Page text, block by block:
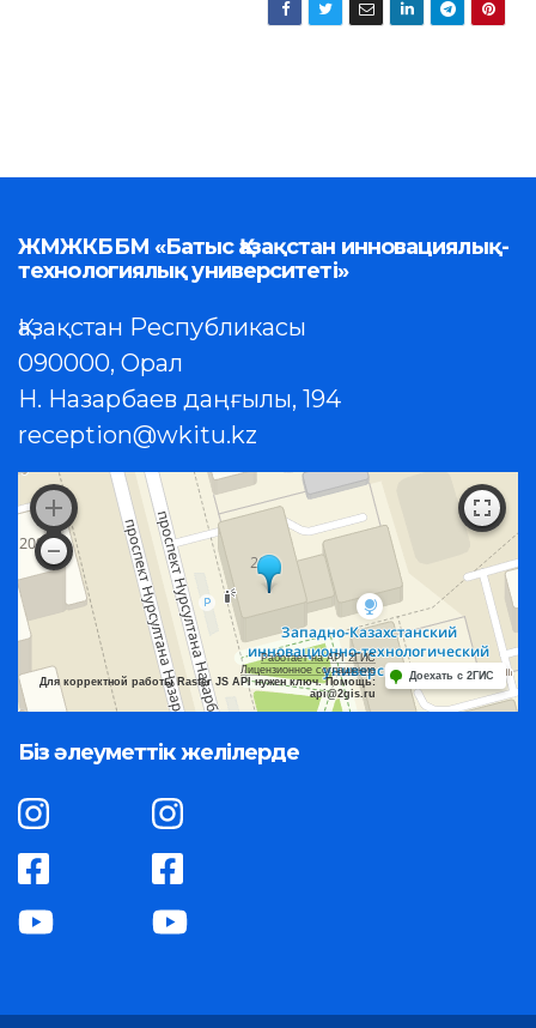
ЖМЖКББМ «Батыс Қазақстан инновациялық-
технологиялық университеті»
Қазақстан Республикасы
090000, Орал
Н. Назарбаев даңғылы, 194
reception@wkitu.kz
Работает на API 2ГИС
Лицензионное соглашение
Для корректной работы Raster JS API нужен ключ. Помощь:
api@2gis.ru
Доехать с 2ГИС
Біз әлеуметтік желілерде